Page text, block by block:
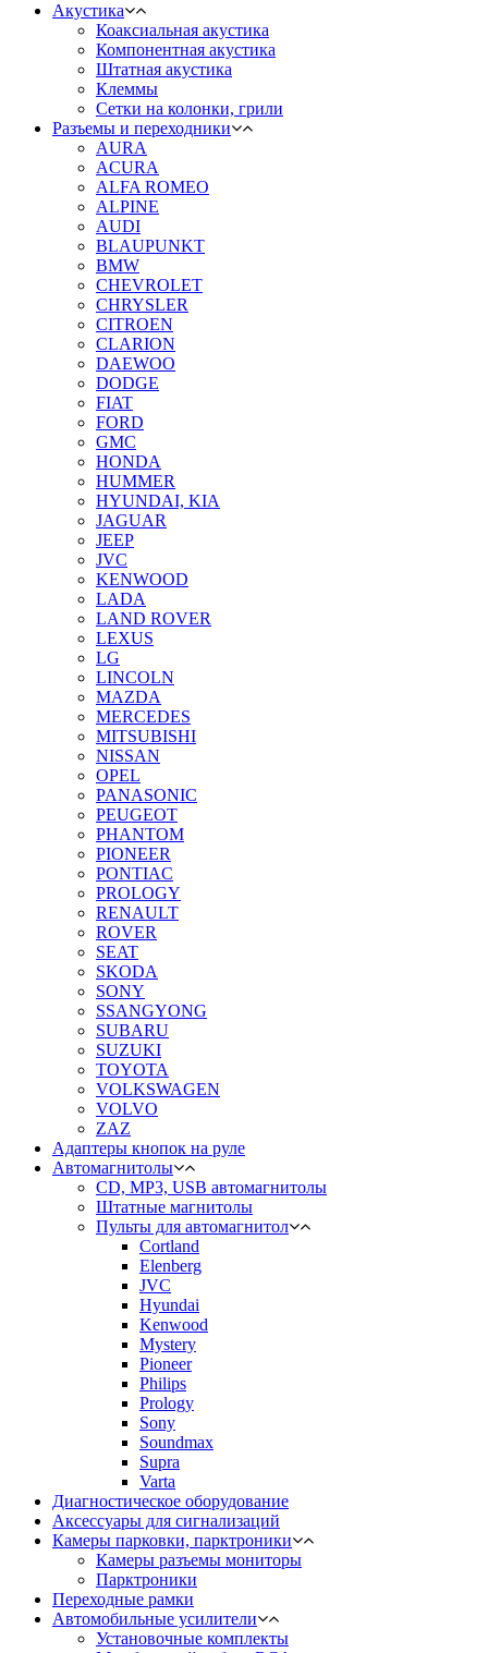
Акустика
Коаксиальная акустика
Компонентная акустика
Штатная акустика
Клеммы
Сетки на колонки, грили
Разъемы и переходники
AURA
ACURA
ALFA ROMEO
ALPINE
AUDI
BLAUPUNKT
BMW
CHEVROLET
CHRYSLER
CITROEN
CLARION
DAEWOO
DODGE
FIAT
FORD
GMC
HONDA
HUMMER
HYUNDAI, KIA
JAGUAR
JEEP
JVC
KENWOOD
LADA
LAND ROVER
LEXUS
LG
LINCOLN
MAZDA
MERCEDES
MITSUBISHI
NISSAN
OPEL
PANASONIC
PEUGEOT
PHANTOM
PIONEER
PONTIAC
PROLOGY
RENAULT
ROVER
SEAT
SKODA
SONY
SSANGYONG
SUBARU
SUZUKI
TOYOTA
VOLKSWAGEN
VOLVO
ZAZ
Адаптеры кнопок на руле
Автомагнитолы
CD, MP3, USB автомагнитолы
Штатные магнитолы
Пульты для автомагнитол
Cortland
Elenberg
JVC
Hyundai
Kenwood
Mystery
Pioneer
Philips
Prology
Sony
Soundmax
Supra
Varta
Диагностическое оборудование
Аксессуары для сигнализаций
Камеры парковки, парктроники
Камеры разъемы мониторы
Парктроники
Переходные рамки
Автомобильные усилители
Установочные комплекты